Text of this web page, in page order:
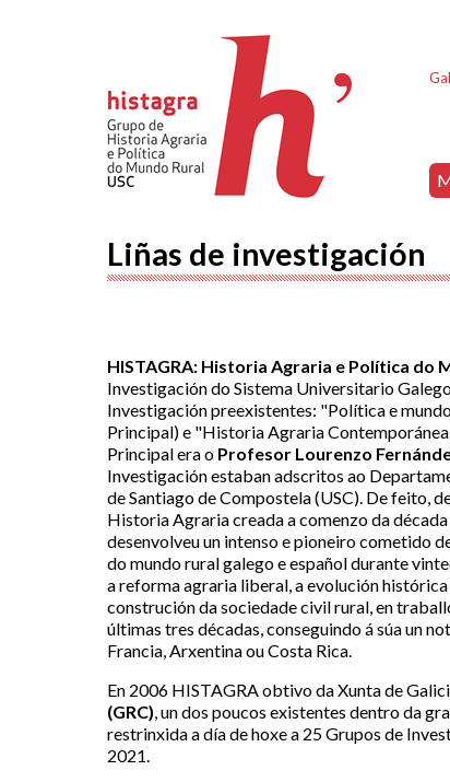
Liñas de investigación
HISTAGRA: Historia Agraria e Política do
Investigación do Sistema Universitario
Investigación preexistentes: "Política e
Principal) e "Historia Agraria
Principal era o Profesor Lourenzo
Investigación estaban adscritos ao
de Santiago de Compostela (USC). De feito,
Historia Agraria creada a comenzo da
desenvolveu un intenso e pioneiro cometido
do mundo rural galego e español durante
a reforma agraria liberal, a evolución
construción da sociedade civil rural, en
últimas tres décadas, conseguindo á súa un
Francia, Arxentina ou Costa Rica.
En 2006 HISTAGRA obtivo da Xunta de
(GRC), un dos poucos existentes dentro da
restrinxida a día de hoxe a 25 Grupos de
2021.